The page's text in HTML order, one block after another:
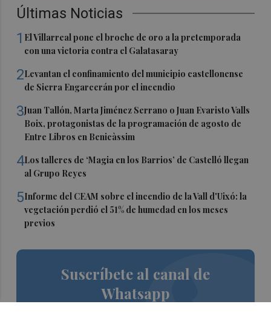
Últimas Noticias
1 El Villarreal pone el broche de oro a la pretemporada
con una victoria contra el Galatasaray
2Levantan el confinamiento del municipio castellonense
de Sierra Engarcerán por el incendio
3Juan Tallón, Marta Jiménez Serrano o Juan Evaristo Valls
Boix, protagonistas de la programación de agosto de
Entre Libros en Benicàssim
4Los talleres de ‘Magia en los Barrios’ de Castelló llegan
al Grupo Reyes
5Informe del CEAM sobre el incendio de la Vall d'Uixó: la
vegetación perdió el 51% de humedad en los meses
previos
Suscríbete al canal de
Whatsapp